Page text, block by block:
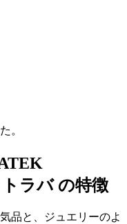
。
ラバ の特徴
品と、ジュエリーのよ